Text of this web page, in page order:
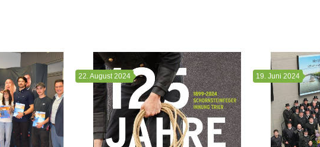
22. August 2024 19. Juni 2024